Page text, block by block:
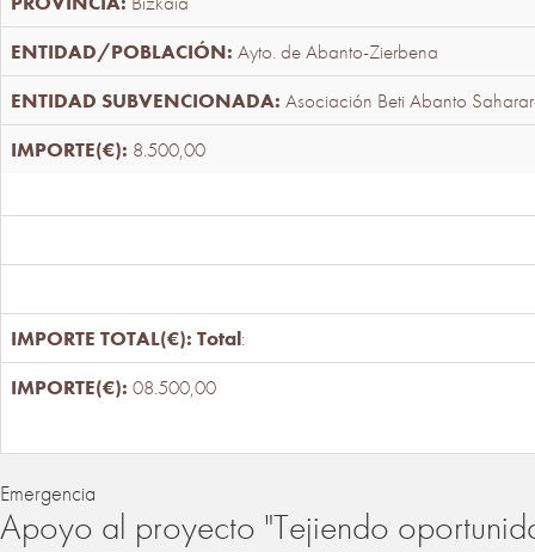
Ayto. de Abanto-Zierbena
Asociación Beti Abanto
8.500,00
Total:
08.500,00
Emergencia
Apoyo al proyecto "Tejiendo